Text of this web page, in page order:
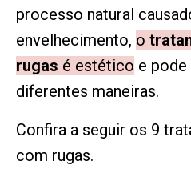
processo natural
envelhecimento, o
rugas é estético e
diferentes maneiras.
Confira a seguir os 9
com rugas.